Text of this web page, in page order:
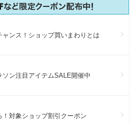
ャンス！ショップ買いまわりとは
ソン注目アイテムSALE開催中
！対象ショップ割引クーポン